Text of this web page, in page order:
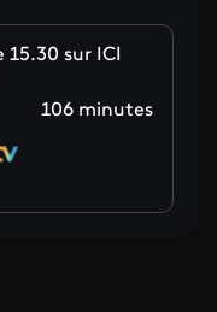
sur ICI
106 minutes
Facebook
sur X
destin' sur LinkedIn